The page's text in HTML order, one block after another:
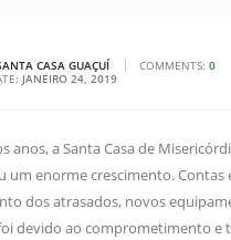
CASA GUAÇUÍ COMMENTS: 0
JANEIRO 24, 2019
anos, a Santa Casa de
um enorme crescimento. Contas
dos atrasados, novos
devido ao comprometimento e